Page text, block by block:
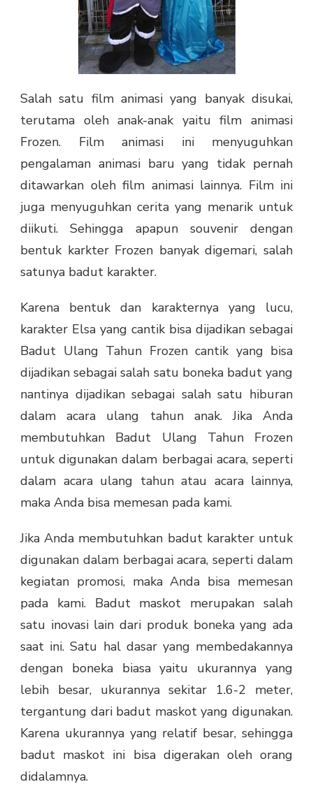
Salah satu film animasi yang banyak disukai,
terutama oleh anak-anak yaitu film animasi
Frozen. Film animasi ini menyuguhkan
pengalaman animasi baru yang tidak pernah
ditawarkan oleh film animasi lainnya. Film ini
juga menyuguhkan cerita yang menarik untuk
diikuti. Sehingga apapun souvenir dengan
bentuk karkter Frozen banyak digemari, salah
satunya badut karakter.
Karena bentuk dan karakternya yang lucu,
karakter Elsa yang cantik bisa dijadikan sebagai
Badut Ulang Tahun Frozen cantik yang bisa
dijadikan sebagai salah satu boneka badut yang
nantinya dijadikan sebagai salah satu hiburan
dalam acara ulang tahun anak. Jika Anda
membutuhkan Badut Ulang Tahun Frozen
untuk digunakan dalam berbagai acara, seperti
dalam acara ulang tahun atau acara lainnya,
maka Anda bisa memesan pada kami.
Jika Anda membutuhkan badut karakter untuk
digunakan dalam berbagai acara, seperti dalam
kegiatan promosi, maka Anda bisa memesan
pada kami. Badut maskot merupakan salah
satu inovasi lain dari produk boneka yang ada
saat ini. Satu hal dasar yang membedakannya
dengan boneka biasa yaitu ukurannya yang
lebih besar, ukurannya sekitar 1.6-2 meter,
tergantung dari badut maskot yang digunakan.
Karena ukurannya yang relatif besar, sehingga
badut maskot ini bisa digerakan oleh orang
didalamnya.